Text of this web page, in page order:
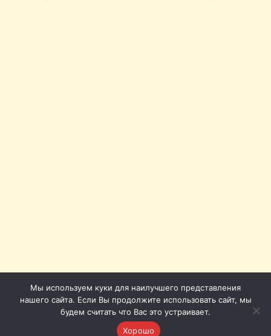
Мы используем куки для наилучшего представления
нашего сайта. Если Вы продолжите использовать сайт, мы
будем считать что Вас это устраивает.
Хорошо